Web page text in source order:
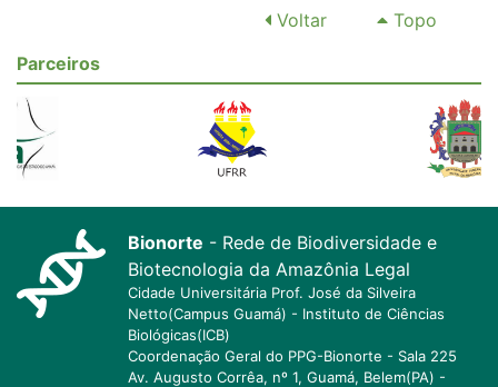
Voltar
Topo
Parceiros
Bionorte - Rede de Biodiversidade e
Biotecnologia da Amazônia Legal
Cidade Universitária Prof. José da Silveira
Netto(Campus Guamá) - Instituto de Ciências
Biológicas(ICB)
Coordenação Geral do PPG-Bionorte - Sala 225
Av. Augusto Corrêa, nº 1, Guamá, Belem(PA) -